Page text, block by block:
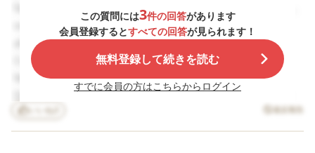
等も決める際の基準
にしていますか？ ま
た実際通ってみて良
かった点悪かった点
などあれば教えてい
ただきたいです。
長々とすみません、
す。
学校の可能性が8割、
支援学級が2割程度と
見込んでいます。 今
等デイサービスの選
れまでに、支援学校
童）が多い施設の両
障害がある子は必
放デイに通わない
いけないんでしょ
か。現在通ってい
児発も、正直通う
味をあまり感じて
ません。
と、空きがある（ご縁がある）ところ・・で、いいのでは
ないでしょうか。 いま、保育園ですか？幼稚園ですか？
療育園ですか？ お子さんは、体力どのくらいあります
か？ 小学校に入学したら、学校に慣れること、を最優先
にして、もしも余裕がありそうであれば、少しずつ開拓と
いうか、習い事でも放課後デイでも、増やしていけばいい
と思います。
facilis est. Et vero qui. Id labore officiis. Repellat optio
voluptas. Quaerat occaecati provident. Expedita
aliquid amet. Fugiat ipsam nihil. At nulla sed.
Cupiditate reprehenderit necessitatibus.
Necessitatibus ipsum odit. Minima sunt laboriosam.
Deleniti et voluptas. Illum est possimus. Ipsam optio
soluta. Ad id vitae. Quibusdam officia sequi.
Accusantium dolorum sed. Vel fugit sit. A dignissimos
この質問には3件の回答があります
会員登録するとすべての回答が見られます！
無料登録して続きを読む
すでに会員の方はこちらからログイン
いいね 違反報告